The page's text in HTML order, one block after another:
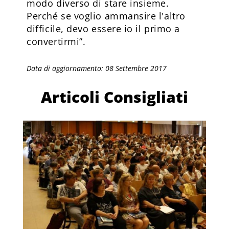
modo diverso di stare insieme.
Perché se voglio ammansire l'altro
difficile, devo essere io il primo a
convertirmi”.
Data di aggiornamento: 08 Settembre 2017
Articoli Consigliati